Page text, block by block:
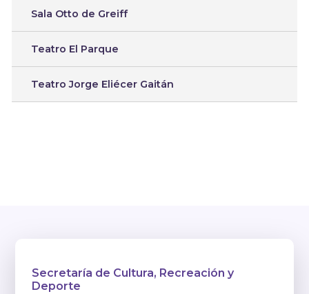
Sala Otto de Greiff
Teatro El Parque
Teatro Jorge Eliécer Gaitán
Secretaría de Cultura, Recreación y
Deporte